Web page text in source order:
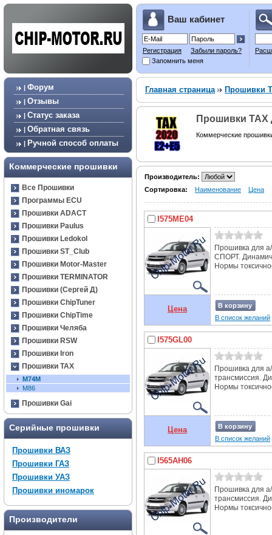
Ваш кабинет
Регистрация
Забыли пароль?
Запомнить меня
| Форум
| Отзывы
| Статус заказа
| Обратная связь
| Ручной способ оплаты
Коммерческие прошивки
Все Прошивки
Программы ECU
Прошивки ADACT
Прошивки Paulus
Прошивки Ledokol
Прошивки ST_Club
Прошивки Motor-Master
Прошивки TERMINATOR
Прошивки (Сергей Д)
Прошивки ChipTuner
Прошивки ChipTime
Прошивки Челяба
Прошивки RSW
Прошивки Iron
Прошивки TAX
M74M
M86
Прошивки Gai
Серийные прошивки
Прошивки ВАЗ
Прошивки ГАЗ
Прошивки УАЗ
Прошивки иномарок
Производители
Главная страница Прошивки
Прошивки TAX
Коммерческие
Производитель:
Сортировка:
Наименование Цена
I575ME04
Прошивка для
СПОРТ.
Нормы
Цена
В корзину
В список желаний
I575GL00
Прошивка для
трансмиссия.
Нормы
Цена
В корзину
В список желаний
I565AH06
Прошивка для
трансмиссия.
Нормы